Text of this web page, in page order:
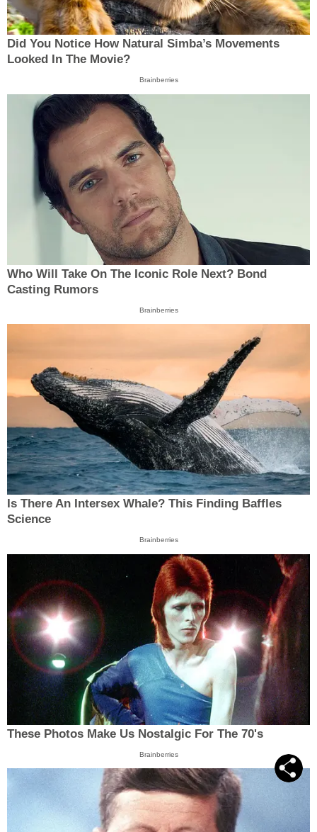
Did You Notice How Natural Simba’s Movements
Looked In The Movie?
Brainberries
Who Will Take On The Iconic Role Next? Bond
Casting Rumors
Brainberries
Is There An Intersex Whale? This Finding Baffles
Science
Brainberries
These Photos Make Us Nostalgic For The 70's
Brainberries